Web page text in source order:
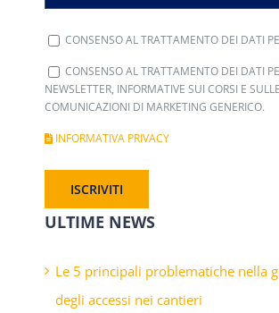
CONSENSO AL TRATTAMENTO DEI DATI
CONSENSO AL TRATTAMENTO DEI DATI
NEWSLETTER, INFORMATIVE SUI CORSI E
COMUNICAZIONI DI MARKETING GENERICO.
INFORMATIVA PRIVACY
ULTIME NEWS
Le 5 principali problematiche nella
degli accessi nei cantieri